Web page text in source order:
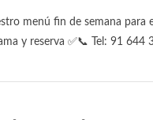
menú fin de semana
y reserva ✅📞 Tel: 91 644